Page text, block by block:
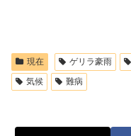
現在 ゲリラ豪雨
気候
難病